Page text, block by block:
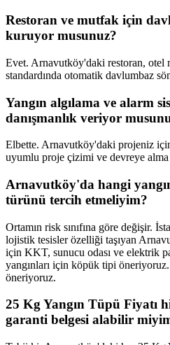
Restoran ve mutfak için
kuruyor musunuz?
Evet. Arnavutköy'daki restoran, otel
standardında otomatik davlumbaz
Yangın algılama ve alarm
danışmanlık veriyor
Elbette. Arnavutköy'daki projeniz
uyumlu proje çizimi ve devreye
Arnavutköy'da hangi
türünü tercih etmeliyim?
Ortamın risk sınıfına göre değişir.
lojistik tesisler özelliği taşıyan
için KKT, sunucu odası ve elektrik
yangınları için köpük tipi
öneriyoruz.
25 Kg Yangın Tüpü Fiyatı
garanti belgesi alabilir